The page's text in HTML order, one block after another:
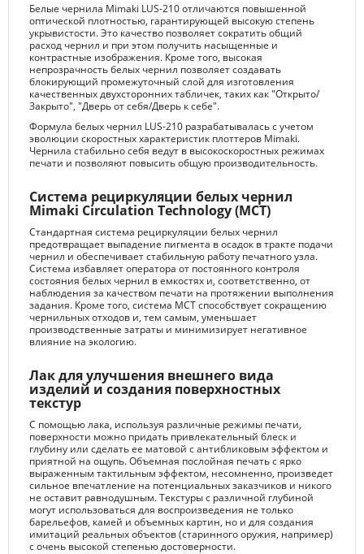
Белые чернила Mimaki LUS-210 отличаются повышенной
оптической плотностью, гарантирующей высокую степень
укрывистости. Это качество позволяет сократить общий
расход чернил и при этом получить насыщенные и
контрастные изображения. Кроме того, высокая
непрозрачность белых чернил позволяет создавать
блокирующий промежуточный слой для изготовления
качественных двухсторонних табличек, таких как "Открыто/
Закрыто", "Дверь от себя/Дверь к себе".
Формула белых чернил LUS-210 разрабатывалась с учетом
эволюции скоростных характеристик плоттеров Mimaki.
Чернила стабильно себя ведут в высокоскоростных режимах
печати и позволяют повысить общую производительность.
Система рециркуляции белых чернил
Mimaki Circulation Technology (MCT)
Стандартная система рециркуляции белых чернил
предотвращает выпадение пигмента в осадок в тракте подачи
чернил и обеспечивает стабильную работу печатного узла.
Система избавляет оператора от постоянного контроля
состояния белых чернил в емкостях и, соответственно, от
наблюдения за качеством печати на протяжении выполнения
задания. Кроме того, система MCT способствует сокращению
чернильных отходов и, тем самым, уменьшает
производственные затраты и минимизирует негативное
влияние на экологию.
Лак для улучшения внешнего вида
изделий и создания поверхностных
текстур
С помощью лака, используя различные режимы печати,
поверхности можно придать привлекательный блеск и
глубину или сделать ее матовой с антибликовым эффектом и
приятной на ощупь. Объемная послойная печать с ярко
выраженным тактильным эффектом, несомненно, произведет
сильное впечатление на потенциальных заказчиков и никого
не оставит равнодушным. Текстуры с различной глубиной
могут использоваться для воспроизведения не только
барельефов, камей и объемных картин, но и для создания
имитаций реальных объектов (старинного оружия, например)
с очень высокой степенью достоверности.